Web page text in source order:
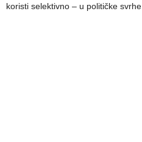
koristi selektivno – u političke svrhe.